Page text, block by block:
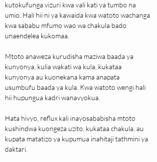
kutokufunga vizuri kwa vali kati ya tumbo na
umio. Hali hii ni ya kawaida kwa watoto wachanga
kwa sababu mfumo wao wa chakula bado
unaendelea kukomaa.
Mtoto anaweza kurudisha maziwa baada ya
kunyonya, kulia wakati wa kula, kukataa
kunyonya au kuonekana kama anapata
usumbufu baada ya kula. Kwa watoto wengi hali
hii hupungua kadri wanavyokua.
Hata hivyo, reflux kali inayosababisha mtoto
kushindwa kuongeza uzito, kukataa chakula, au
kupata matatizo ya kupumua inahitaji tathmini ya
daktari.